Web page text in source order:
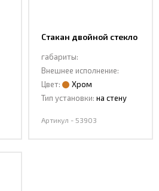
Стакан двойной стекло
габариты:
Внешнее исполнение:
Цвет:
Хром
Тип установки: на стену
Артикул - 53903